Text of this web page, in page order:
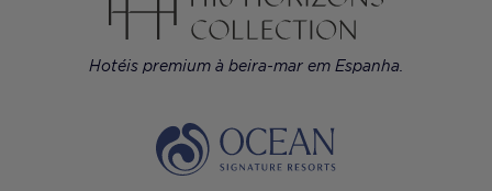
Hotéis premium à beira-mar em Espanha.